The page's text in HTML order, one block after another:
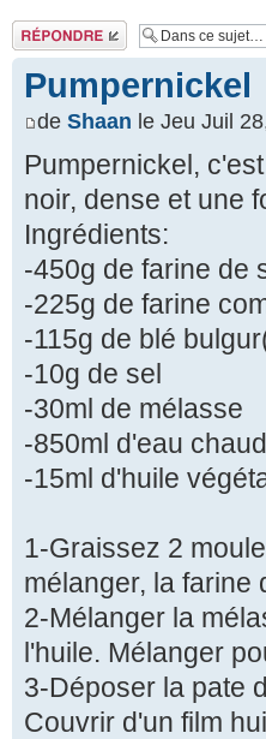
Répondre
Pumpernickel
de Shaan le Jeu Juil
Pumpernickel,
noir, dense et une
Ingrédients:
-450g de farine de
-225g de farine
-115g de blé
-10g de sel
-30ml de mélasse
-850ml d'eau
-15ml d'huile
1-Graissez 2
mélanger, la farine
2-Mélanger la
l'huile. Mélanger
3-Déposer la pate
Couvrir d'un film